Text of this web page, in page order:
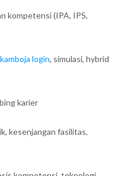
kompetensi (IPA, IPS,
login, simulasi, hybrid
karier
kesenjangan fasilitas,